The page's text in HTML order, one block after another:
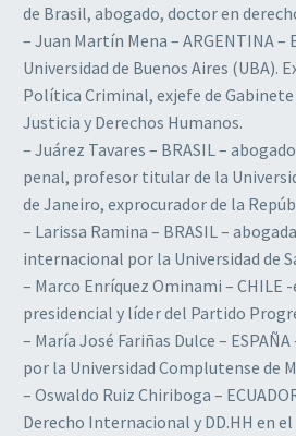
de Brasil, abogado, doctor en
– Juan Martín Mena – ARGENTINA –
Universidad de Buenos Aires (UBA).
Política Criminal, exjefe de
Justicia y Derechos Humanos.
– Juárez Tavares – BRASIL –
penal, profesor titular de la
de Janeiro, exprocurador de la
– Larissa Ramina – BRASIL –
internacional por la Universidad de
– Marco Enríquez Ominami – CHILE
presidencial y líder del Partido
– María José Fariñas Dulce –
por la Universidad Complutense de
– Oswaldo Ruiz Chiriboga –
Derecho Internacional y DD.HH en